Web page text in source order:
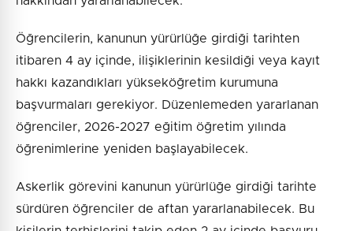
Öğrencilerin, kanunun yürürlüğe girdiği tarihten
itibaren 4 ay içinde, ilişiklerinin kesildiği veya kayıt
hakkı kazandıkları yükseköğretim kurumuna
başvurmaları gerekiyor. Düzenlemeden yararlanan
öğrenciler, 2026-2027 eğitim öğretim yılında
öğrenimlerine yeniden başlayabilecek.
Askerlik görevini kanunun yürürlüğe girdiği tarihte
sürdüren öğrenciler de aftan yararlanabilecek. Bu